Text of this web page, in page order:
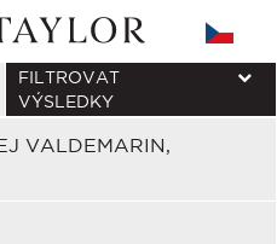
VALDEMARIN,
FILTROVAT
VÝSLEDKY